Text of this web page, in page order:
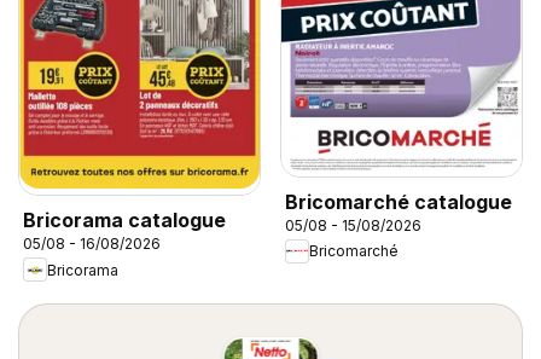
Bricorama catalogue
05/08 - 16/08/2026
Bricorama
Bricomarché catalogue
05/08 - 15/08/2026
Bricomarché